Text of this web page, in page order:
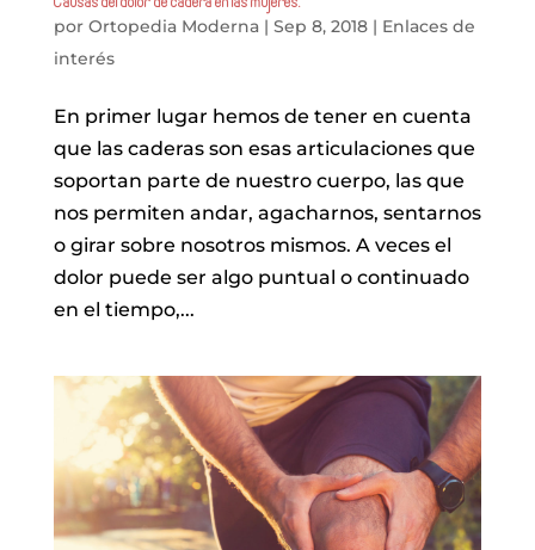
por Ortopedia Moderna| Sep 8, 2018| Enlaces de
interés
En primer lugar hemos de tener en cuenta
que las caderas son esas articulaciones que
soportan parte de nuestro cuerpo, las que
nos permiten andar, agacharnos, sentarnos
o girar sobre nosotros mismos. A veces el
dolor puede ser algo puntual o continuado
en el tiempo,...